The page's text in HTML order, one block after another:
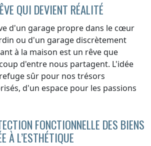
QUI DEVIENT RÉALITÉ
d'un garage propre dans le cœur
ou d'un garage discrètement
à la maison est un rêve que
d'entre nous partagent. L'idée
sûr pour nos trésors
d'un espace pour les passions
FONCTIONNELLE DES BIENS
À L’ESTHÉTIQUE